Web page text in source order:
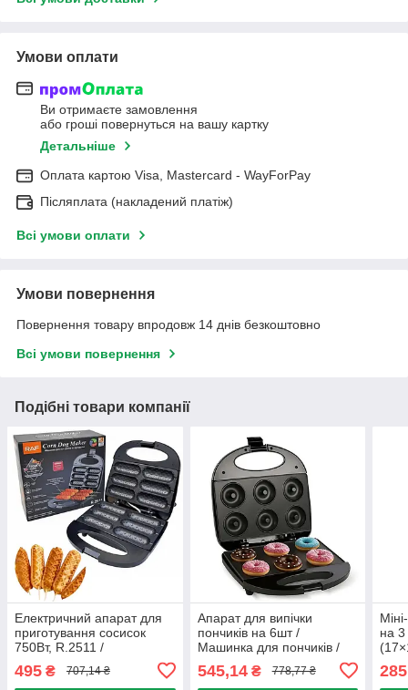
Умови оплати
Ви отримаєте замовлення
або гроші повернуться на вашу картку
Детальніше
Оплата картою Visa, Mastercard - WayForPay
Післяплата (накладений платіж)
Всі умови оплати
Умови повернення
Повернення товару впродовж 14 днів безкоштовно
Всі умови повернення
Подібні товари компанії
Електричний апарат для
приготування сосисок
750Вт, R.2511 /
Сосисочниця / Апарат для
приготування корн-догу
495 ₴ 707,14 ₴
Апарат для випічки
пончиків на 6шт /
Машинка для пончиків /
Донат мейкер / Машина
для пончиків
545,14₴ 778,77 ₴
на 3